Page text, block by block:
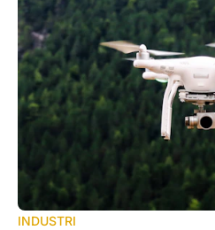
INDUSTRI